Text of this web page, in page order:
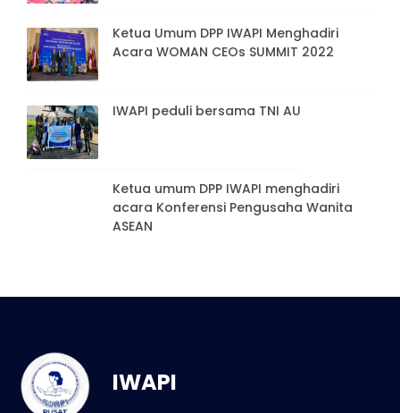
Ketua Umum DPP IWAPI Menghadiri
Acara WOMAN CEOs SUMMIT 2022
IWAPI peduli bersama TNI AU
Ketua umum DPP IWAPI menghadiri
acara Konferensi Pengusaha Wanita
ASEAN
IWAPI